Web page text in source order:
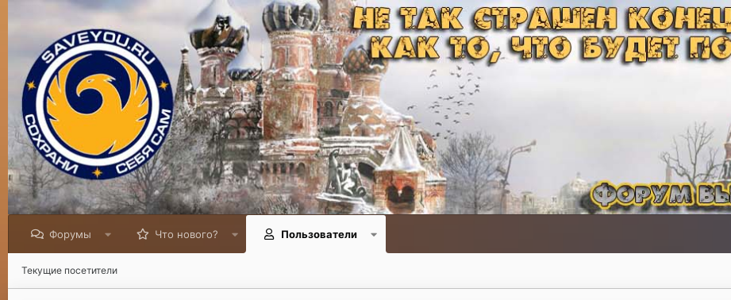
Форумы Что нового? Пользователи
Текущие посетители